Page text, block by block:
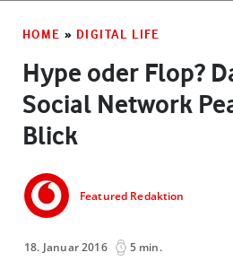
HOME » DIGITAL LIFE
Hype oder Flop?
Social Network
Blick
Featured Redaktion
18. Januar 2016 5 min.